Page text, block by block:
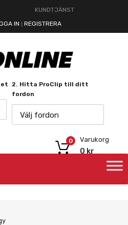
KUNDTJÄNST
IN REGISTRERA
2. Hitta ProClip till ditt
fordon
Välj fordon
Varukorg
0 kr
0